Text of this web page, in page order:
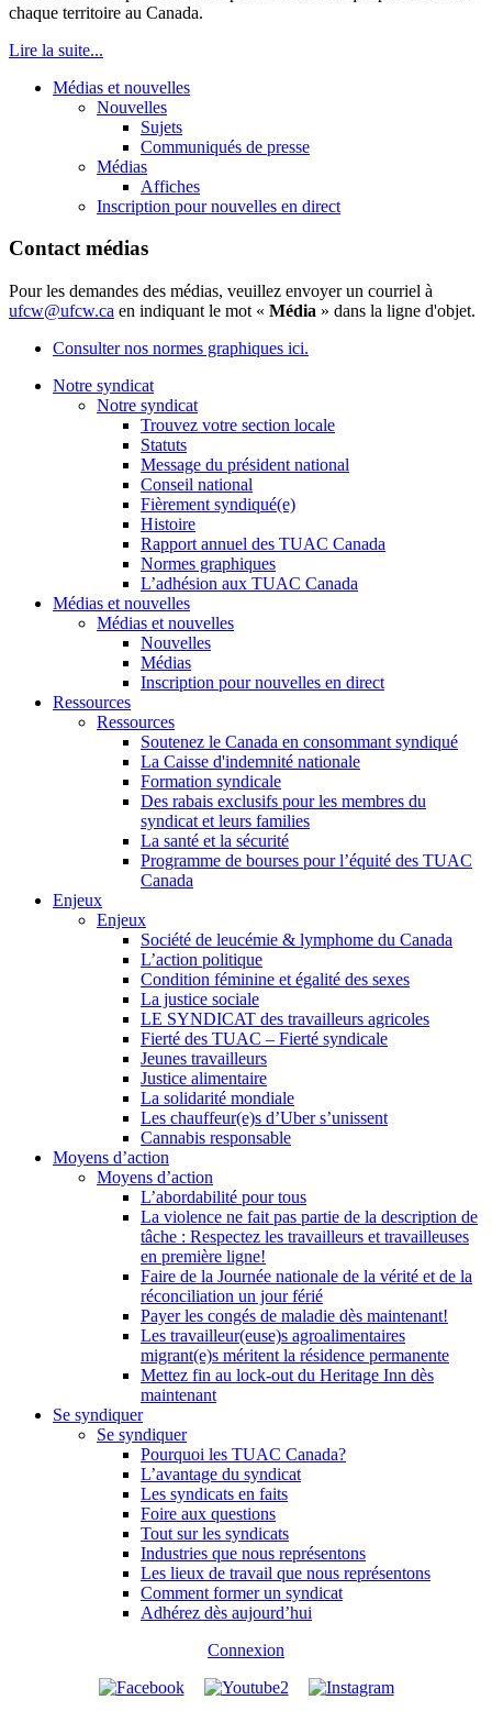
chaque territoire au Canada.
Lire la suite...
Médias et nouvelles
Nouvelles
Sujets
Communiqués de presse
Médias
Affiches
Inscription pour nouvelles en direct
Contact médias
Pour les demandes des médias, veuillez envoyer un courriel à
ufcw@ufcw.ca en indiquant le mot « Média » dans la ligne d'objet.
Consulter nos normes graphiques ici.
Notre syndicat
Notre syndicat
Trouvez votre section locale
Statuts
Message du président national
Conseil national
Fièrement syndiqué(e)
Histoire
Rapport annuel des TUAC Canada
Normes graphiques
L’adhésion aux TUAC Canada
Médias et nouvelles
Médias et nouvelles
Nouvelles
Médias
Inscription pour nouvelles en direct
Ressources
Ressources
Soutenez le Canada en consommant syndiqué
La Caisse d'indemnité nationale
Formation syndicale
Des rabais exclusifs pour les membres du
syndicat et leurs families
La santé et la sécurité
Programme de bourses pour l’équité des TUAC
Canada
Enjeux
Enjeux
Société de leucémie & lymphome du Canada
L’action politique
Condition féminine et égalité des sexes
La justice sociale
LE SYNDICAT des travailleurs agricoles
Fierté des TUAC – Fierté syndicale
Jeunes travailleurs
Justice alimentaire
La solidarité mondiale
Les chauffeur(e)s d’Uber s’unissent
Cannabis responsable
Moyens d’action
Moyens d’action
L’abordabilité pour tous
La violence ne fait pas partie de la description de
tâche : Respectez les travailleurs et travailleuses
en première ligne!
Faire de la Journée nationale de la vérité et de la
réconciliation un jour férié
Payer les congés de maladie dès maintenant!
Les travailleur(euse)s agroalimentaires
migrant(e)s méritent la résidence permanente
Mettez fin au lock-out du Heritage Inn dès
maintenant
Se syndiquer
Se syndiquer
Pourquoi les TUAC Canada?
L’avantage du syndicat
Les syndicats en faits
Foire aux questions
Tout sur les syndicats
Industries que nous représentons
Les lieux de travail que nous représentons
Comment former un syndicat
Adhérez dès aujourd’hui
Connexion